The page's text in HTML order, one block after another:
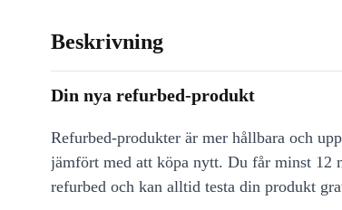
Beskrivning
Din nya refurbed-produkt
Refurbed-produkter är mer hållbara och
jämfört med att köpa nytt. Du får minst 12
refurbed och kan alltid testa din produkt